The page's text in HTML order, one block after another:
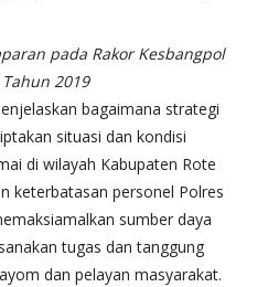
pada Rakor Kesbangpol
2019
bagaimana strategi
situasi dan kondisi
di wilayah Kabupaten Rote
keterbatasan personel Polres
sumber daya
tugas dan tanggung
dan pelayan masyarakat.